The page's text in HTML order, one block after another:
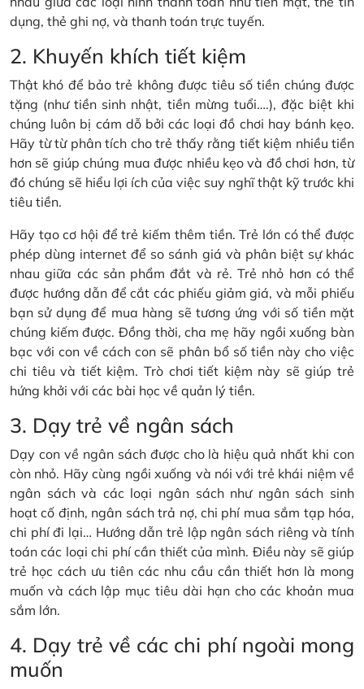
dụng, thẻ ghi nợ, và thanh toán trực tuyến.
2. Khuyến khích tiết kiệm
Thật khó để bảo trẻ không được tiêu số tiền chúng được
tặng (như tiền sinh nhật, tiền mừng tuổi….), đặc biệt khi
chúng luôn bị cám dỗ bởi các loại đồ chơi hay bánh kẹo.
Hãy từ từ phân tích cho trẻ thấy rằng tiết kiệm nhiều tiền
hơn sẽ giúp chúng mua được nhiều kẹo và đồ chơi hơn, từ
đó chúng sẽ hiểu lợi ích của việc suy nghĩ thật kỹ trước khi
tiêu tiền.
Hãy tạo cơ hội để trẻ kiếm thêm tiền. Trẻ lớn có thể được
phép dùng internet để so sánh giá và phân biệt sự khác
nhau giữa các sản phẩm đắt và rẻ. Trẻ nhỏ hơn có thể
được hướng dẫn để cắt các phiếu giảm giá, và mỗi phiếu
bạn sử dụng để mua hàng sẽ tương ứng với số tiền mặt
chúng kiếm được. Đồng thời, cha mẹ hãy ngồi xuống bàn
bạc với con về cách con sẽ phân bổ số tiền này cho việc
chi tiêu và tiết kiệm. Trò chơi tiết kiệm này sẽ giúp trẻ
hứng khởi với các bài học về quản lý tiền.
3. Dạy trẻ về ngân sách
Dạy con về ngân sách được cho là hiệu quả nhất khi con
còn nhỏ. Hãy cùng ngồi xuống và nói với trẻ khái niệm về
ngân sách và các loại ngân sách như ngân sách sinh
hoạt cố định, ngân sách trả nợ, chi phí mua sắm tạp hóa,
chi phí đi lại… Hướng dẫn trẻ lập ngân sách riêng và tính
toán các loại chi phí cần thiết của mình. Điều này sẽ giúp
trẻ học cách ưu tiên các nhu cầu cần thiết hơn là mong
muốn và cách lập mục tiêu dài hạn cho các khoản mua
sắm lớn.
4. Dạy trẻ về các chi phí ngoài mong
muốn